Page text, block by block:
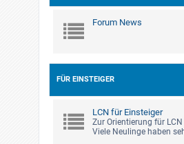
Forum News
FÜR EINSTEIGER
LCN für Einsteiger
Zur Orientierung für LCN
Viele Neulinge haben